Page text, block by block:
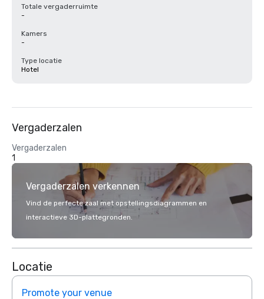
Totale vergaderruimte
-
Kamers
-
Type locatie
Hotel
Vergaderzalen
Vergaderzalen
1
Vergaderzalen verkennen
Vind de perfecte zaal met opstellingsdiagrammen en
interactieve 3D-plattegronden.
Locatie
Promote your venue